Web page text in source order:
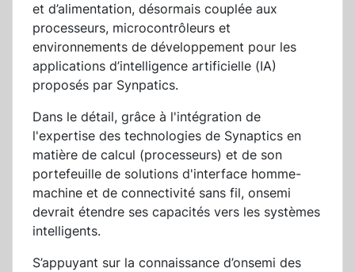
et d’alimentation, désormais couplée aux
processeurs, microcontrôleurs et
environnements de développement pour les
applications d’intelligence artificielle (IA)
proposés par Synpatics.
Dans le détail, grâce à l'intégration de
l'expertise des technologies de Synaptics en
matière de calcul (processeurs) et de son
portefeuille de solutions d'interface homme-
machine et de connectivité sans fil, onsemi
devrait étendre ses capacités vers les systèmes
intelligents.
S’appuyant sur la connaissance d’onsemi des